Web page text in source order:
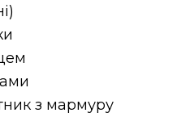
з мармуру